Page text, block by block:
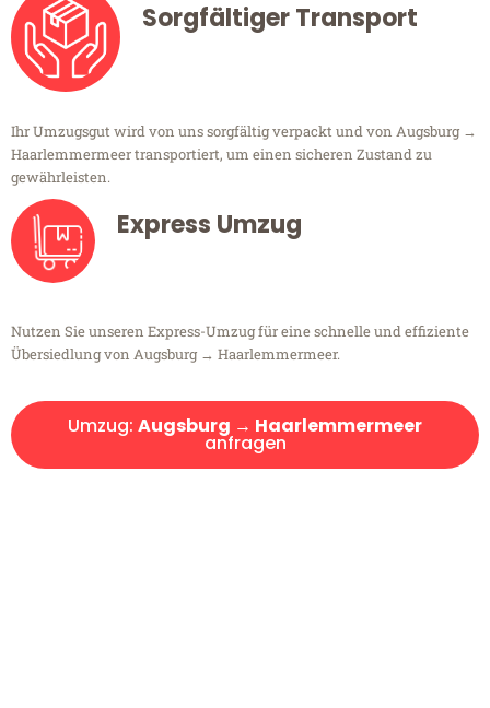
Sorgfältiger Transport
Ihr Umzugsgut wird von uns sorgfältig verpackt und von Augsburg →
Haarlemmermeer transportiert, um einen sicheren Zustand zu
gewährleisten.
Express Umzug
Nutzen Sie unseren Express-Umzug für eine schnelle und effiziente
Übersiedlung von Augsburg → Haarlemmermeer.
Umzug: Augsburg → Haarlemmermeer
anfragen